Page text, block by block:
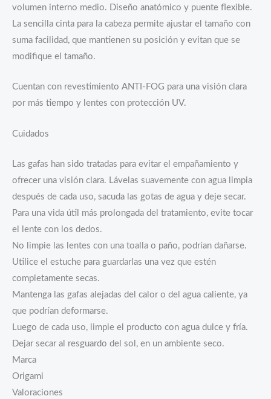
volumen interno medio. Diseño anatómico y puente flexible.
La sencilla cinta para la cabeza permite ajustar el tamaño con
suma facilidad, que mantienen su posición y evitan que se
modifique el tamaño.
Cuentan con revestimiento ANTI-FOG para una visión clara
por más tiempo y lentes con protección UV.
Cuidados
Las gafas han sido tratadas para evitar el empañamiento y
ofrecer una visión clara. Lávelas suavemente con agua limpia
después de cada uso, sacuda las gotas de agua y deje secar.
Para una vida útil más prolongada del tratamiento, evite tocar
el lente con los dedos.
No limpie las lentes con una toalla o paño, podrían dañarse.
Utilice el estuche para guardarlas una vez que estén
completamente secas.
Mantenga las gafas alejadas del calor o del agua caliente, ya
que podrían deformarse.
Luego de cada uso, limpie el producto con agua dulce y fría.
Dejar secar al resguardo del sol, en un ambiente seco.
Marca
Origami
Valoraciones